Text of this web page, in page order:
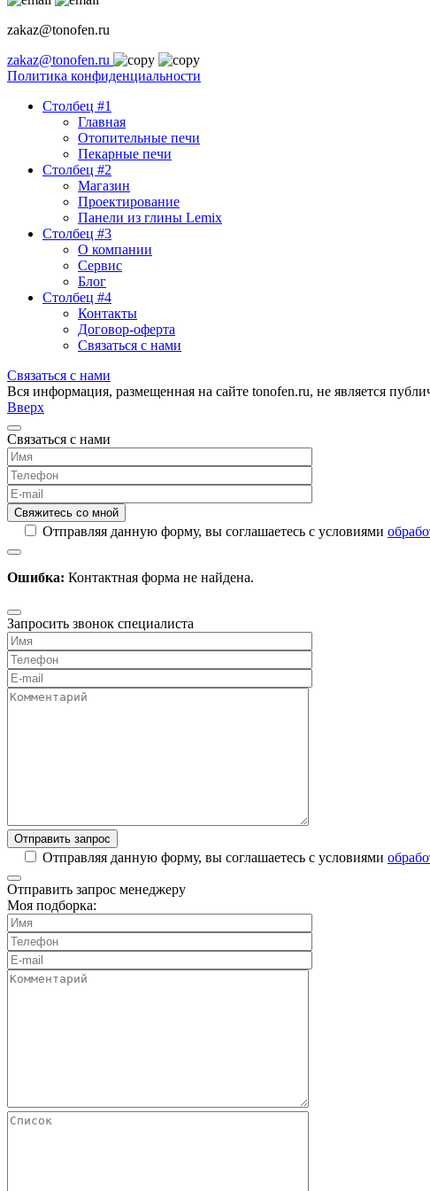
zakaz@tonofen.ru
zakaz@tonofen.ru
Политика конфиденциальности
Столбец #1
Главная
Отопительные печи
Пекарные печи
Столбец #2
Магазин
Проектирование
Панели из глины Lemix
Столбец #3
О компании
Сервис
Блог
Столбец #4
Контакты
Договор-оферта
Связаться с нами
Связаться с нами
Вся информация, размещенная на сайте tonofen.ru, не является
Вверх
Связаться с нами
Отправляя данную форму, вы соглашаетесь с условиями
Ошибка: Контактная форма не найдена.
Запросить звонок специалиста
Отправляя данную форму, вы соглашаетесь с условиями
Отправить запрос менеджеру
Моя подборка: